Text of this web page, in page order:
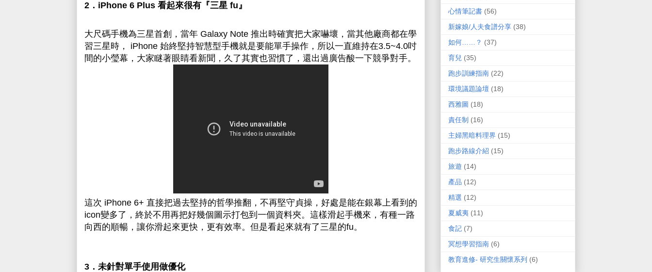
2．iPhone 6 Plus 看起來很有『三星 fu』
大尺碼手機為三星首創，當年 Galaxy Note 推出時確實把大家嚇壞，當其他廠商都在學
習三星時，
iPhone 始終堅持智慧型手機就是要能單手操作，所以一直維持在3.5~4.0吋
間的小瑩幕，大家瞇著眼睛看新聞，久了其實也習慣了，還出過廣告酸一下競爭對手。
這次 iPhone 6+ 直接把過去堅持的哲學推翻，不再堅守貞操，好處是能在銀幕上看到的
icon變多了，終於不用再把好幾個圖示打包到一個資料夾。這樣滑起手機來，有種一路
向西的順暢，讓你滑起來更快，更有效率。但是看起來就有了三星的fu。
3．未針對單手使用做優化
心情筆記書 (56)
新嫁娘/人夫食譜分享 (38)
如何……？ (37)
育兒 (35)
跑步訓練指南 (22)
環境議題論壇 (18)
西雅圖 (18)
責任制 (16)
主婦黑暗料理界 (15)
跑步路線介紹 (15)
旅遊 (14)
產品 (12)
精選 (12)
夏威夷 (11)
食記 (7)
冥想學習指南 (6)
教育進修- 研究生關懷系列 (6)